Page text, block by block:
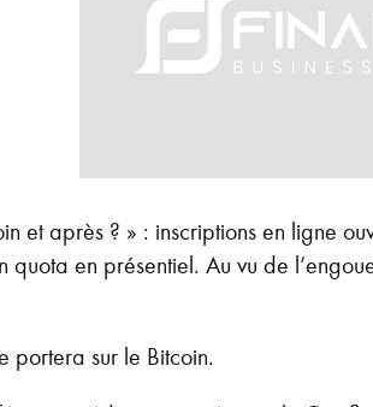
et après ? » : inscriptions en ligne
quota en présentiel. Au vu de
portera sur le Bitcoin.